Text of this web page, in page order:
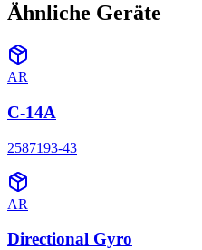
Ähnliche Geräte
AR
C-14A
2587193-43
AR
Directional Gyro